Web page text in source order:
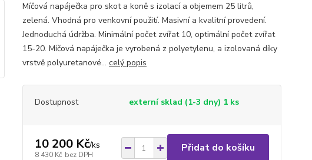
Míčová napáječka pro skot a koně s izolací a objemem 25 litrů,
zelená. Vhodná pro venkovní použití. Masivní a kvalitní provedení.
Jednoduchá údržba. Minimální počet zvířat 10, optimální počet zvířat
15-20. Míčová napáječka je vyrobená z polyetylenu, a izolovaná díky
vrstvě polyuretanové... celý popis
Dostupnost externí sklad (1-3 dny) 1 ks
10 200 Kč/ks
8 430 Kč bez DPH
Přidat do košíku